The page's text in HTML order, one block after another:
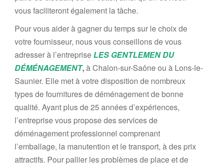
vous faciliteront également la tâche.
Pour vous aider à gagner du temps sur le choix de
votre fournisseur, nous vous conseillonsde vous
adresser à l’entrepriseLES GENTLEMEN DU
DÉMÉNAGEMENT,à Chalon-sur-Saône ou à Lons-le-
Saunier. Elle met à votre disposition de nombreux
types de fournitures de déménagementde bonne
qualité. Ayant plus de 25 années d’expériences,
l’entreprise vous propose des services de
déménagement professionnel comprenant
l’emballage, la manutention et le transport, à des prix
attractifs. Pour pallier les problèmes de place et de